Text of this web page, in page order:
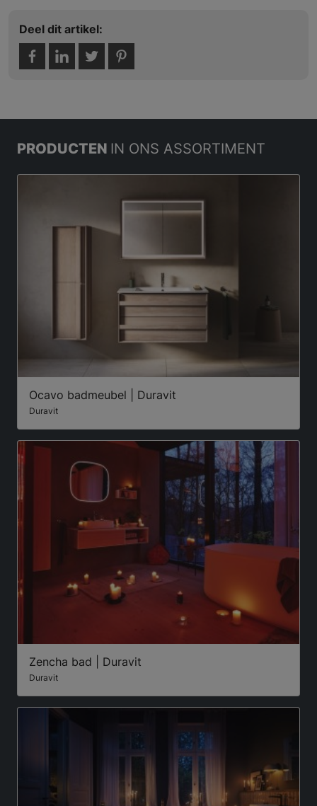
Deel dit artikel:
PRODUCTEN IN ONS ASSORTIMENT
Ocavo badmeubel | Duravit
Duravit
Zencha bad | Duravit
Duravit